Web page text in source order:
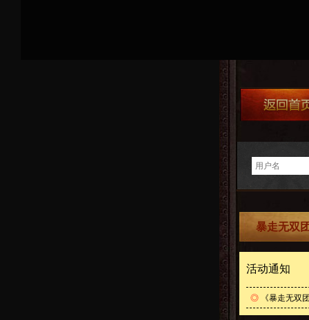
暴走无双
活动通知
◎ 《暴走无双